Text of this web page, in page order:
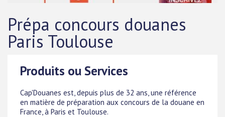
Prépa concours douanes
Paris Toulouse
Produits ou Services
Cap'Douanes est, depuis plus de 32 ans, une référence
en matière de préparation aux concours de la douane en
France, à Paris et Toulouse.